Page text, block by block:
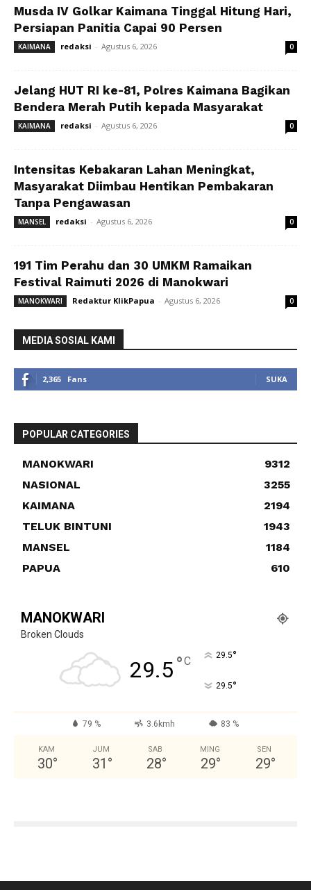
Musda IV Golkar Kaimana Tinggal Hitung Hari,
Persiapan Panitia Capai 90 Persen
KAIMANA redaksi - Agustus 6, 2026 0
Jelang HUT RI ke-81, Polres Kaimana Bagikan
Bendera Merah Putih kepada Masyarakat
KAIMANA redaksi - Agustus 6, 2026 0
Intensitas Kebakaran Lahan Meningkat,
Masyarakat Diimbau Hentikan Pembakaran
Tanpa Pengawasan
MANSEL redaksi - Agustus 6, 2026 0
191 Tim Perahu dan 30 UMKM Ramaikan
Festival Raimuti 2026 di Manokwari
MANOKWARI Redaktur KlikPapua - Agustus 6, 2026 0
MEDIA SOSIAL KAMI
2,365 Fans SUKA
POPULAR CATEGORIES
MANOKWARI
9312
NASIONAL
3255
KAIMANA
2194
TELUK BINTUNI
1943
MANSEL
1184
PAPUA
610
MANOKWARI
Broken Clouds
29.5°C 29.5°
29.5°
79 % 3.6kmh 83 %
KAM
30°
JUM
31 °
SAB
28°
MING
29°
SEN
29°